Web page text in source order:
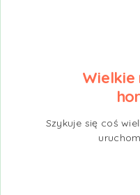
Wielkie
Szykuje się coś